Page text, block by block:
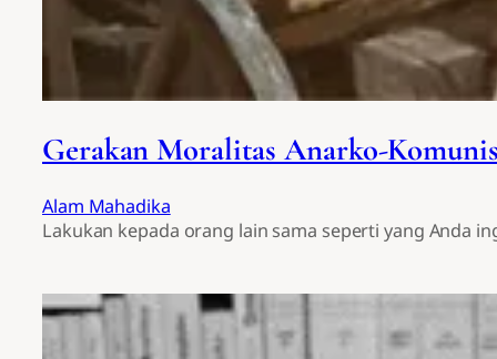
Gerakan Moralitas Anarko-
Alam Mahadika
Lakukan kepada orang lain sama seperti yang Anda